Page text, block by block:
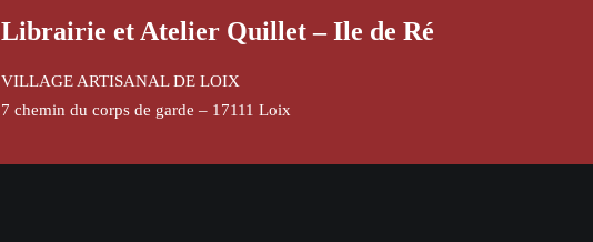
Librairie et Atelier Quillet – Ile de Ré
VILLAGE ARTISANAL DE LOIX
7 chemin du corps de garde – 17111 Loix